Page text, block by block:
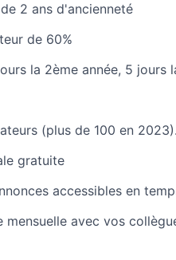
2 ans d'ancienneté
de 60%
la 2ème année, 5 jours
(plus de 100 en
gratuite
accessibles en
avec vos